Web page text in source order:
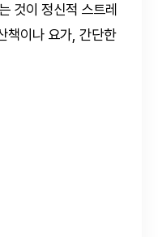
것이 정신적 스트레
책이나 요가, 간단한